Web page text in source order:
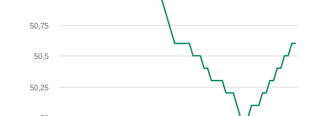
50,25
50,5
50,75